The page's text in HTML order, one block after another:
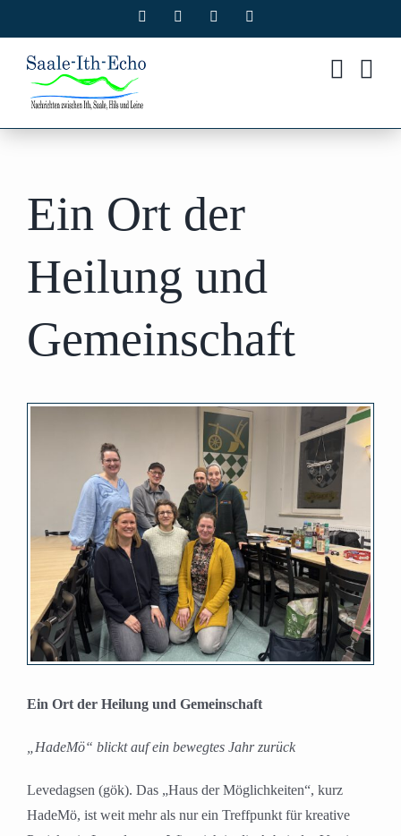
Inhalt
springen
Facebook Instagram
Ein Ort der
Heilung und
Gemeinschaft
Ein Ort der Heilung und Gemeinschaft
„HadeMö“ blickt auf ein bewegtes Jahr zurück
Levedagsen (gök). Das „Haus der Möglichkeiten“, kurz
HadeMö, ist weit mehr als nur ein Treffpunkt für kreative